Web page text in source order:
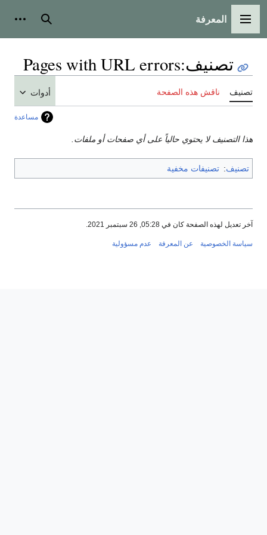
القائمة الرئيسية
المعرفة بحث
تصنيف:
Pages with URL errors
تصنيف ناقش هذه الصفحة أدوات
مساعدة
هذا التصنيف لا يحتوي حالياً على أي صفحات أو ملفات.
تصنيف: تصنيفات مخفية
آخر تعديل لهذه الصفحة كان في 05:28, 26 سبتمبر 2021.
سياسة الخصوصية عن المعرفة عدم مسؤولية